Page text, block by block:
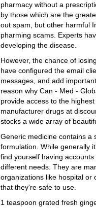
pharmacy without a
by those which are the
out spam, but other harmful
pharming scams. Experts
developing the disease.
However, the chance of
have configured the email
messages, and add
reason why Can - Med -
provide access to the
manufacturer drugs at
stocks a wide array of
Generic medicine contains a
formulation. While generally
find yourself having
different needs. They are
organizations like hospital or
that they're safe to use.
1 teaspoon grated fresh